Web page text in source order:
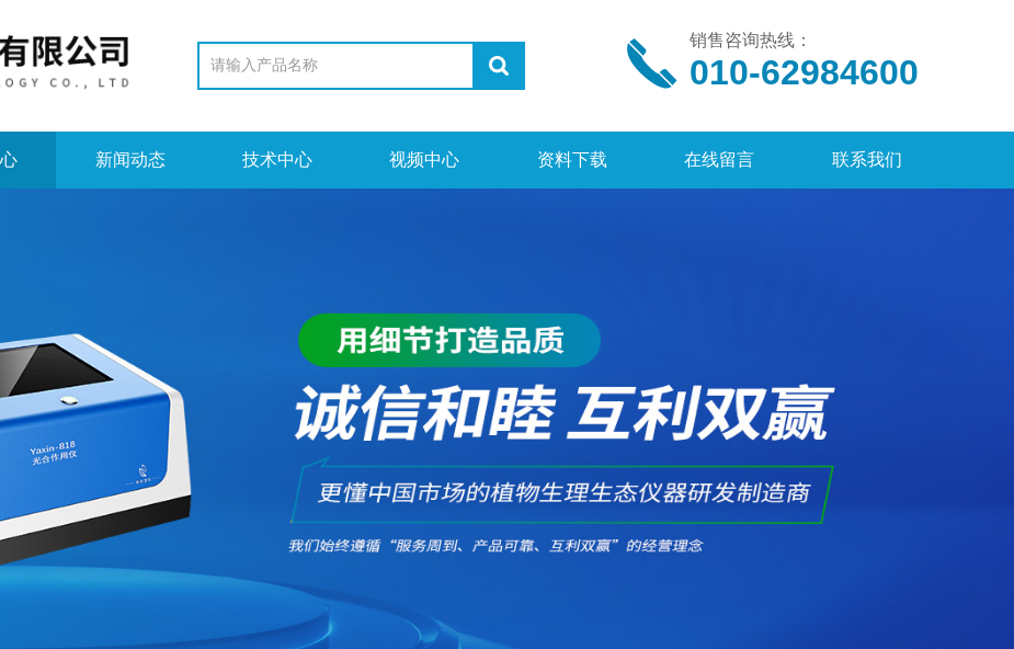
销售咨询热线：
010-62984600
新闻动态 技术中心 视频中心 资料下载 在线留言 联系我们